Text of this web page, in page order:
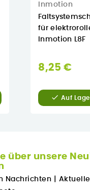
Inmotion
für
Inmotion L8F
8,25 €
 Auf
über unsere
Nachrichten